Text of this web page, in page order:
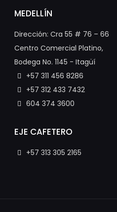
MEDELLÍN
Dirección: Cra 55 # 76 – 66
Centro Comercial Platino,
Bodega No. 1145 - Itagüí
+57 311 456 8286
+57 312 433 7432
604 374 3600
EJE CAFETERO
+57 313 305 2165